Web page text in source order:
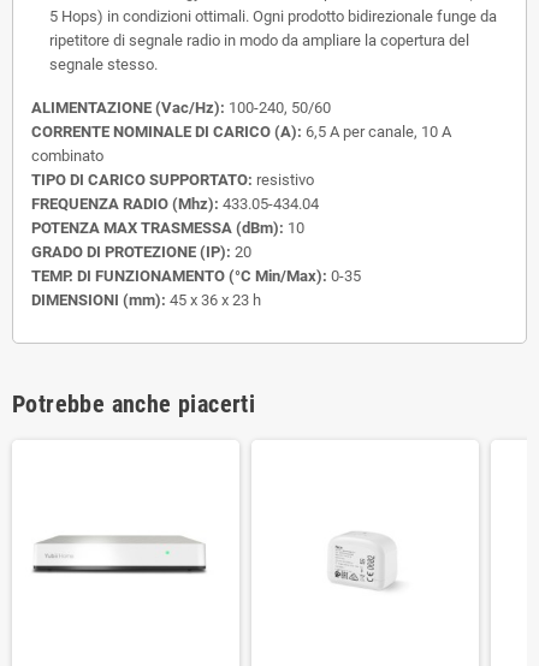
5 Hops) in condizioni ottimali. Ogni prodotto bidirezionale funge da
ripetitore di segnale radio in modo da ampliare la copertura del
segnale stesso.
ALIMENTAZIONE (Vac/Hz): 100-240, 50/60
CORRENTE NOMINALE DI CARICO (A): 6,5 A per canale, 10 A
combinato
TIPO DI CARICO SUPPORTATO: resistivo
FREQUENZA RADIO (Mhz): 433.05-434.04
POTENZA MAX TRASMESSA (dBm): 10
GRADO DI PROTEZIONE (IP): 20
TEMP. DI FUNZIONAMENTO (°C Min/Max): 0-35
DIMENSIONI (mm): 45 x 36 x 23 h
Potrebbe anche piacerti